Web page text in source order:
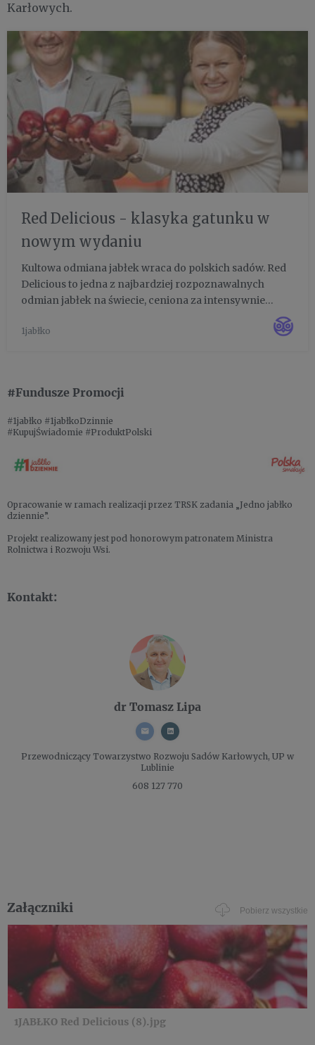
Karłowych.
Red Delicious - klasyka gatunku w
nowym wydaniu
Kultowa odmiana jabłek wraca do polskich sadów. Red
Delicious to jedna z najbardziej rozpoznawalnych
odmian jabłek na świecie, ceniona za intensywnie
Polsce przez lata była mniej popularna, dziś sadownicy
1jabłko
#Fundusze Promocji
#1jabłko #1jabłkoDzinnie
#KupujŚwiadomie #ProduktPolski
Opracowanie w ramach realizacji przez TRSK zadania „Jedno jabłko
dziennie”.
Projekt realizowany jest pod honorowym patronatem Ministra
Rolnictwa i Rozwoju Wsi.
Kontakt:
dr Tomasz Lipa
Przewodniczący Towarzystwo Rozwoju Sadów Karłowych, UP w
Lublinie
608 127 770
Załączniki Pobierz wszystkie
1JABŁKO Red Delicious (8).jpg